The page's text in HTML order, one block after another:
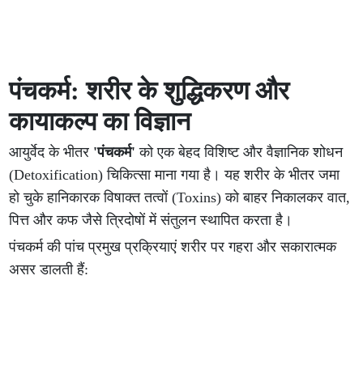
पंचकर्म: शरीर के शुद्धिकरण और
कायाकल्प का विज्ञान
आयुर्वेद के भीतर 'पंचकर्म' को एक बेहद विशिष्ट और वैज्ञानिक शोधन
(Detoxification) चिकित्सा माना गया है। यह शरीर के भीतर जमा
हो चुके हानिकारक विषाक्त तत्वों (Toxins) को बाहर निकालकर वात,
पित्त और कफ जैसे त्रिदोषों में संतुलन स्थापित करता है।
पंचकर्म की पांच प्रमुख प्रक्रियाएं शरीर पर गहरा और सकारात्मक
असर डालती हैं: